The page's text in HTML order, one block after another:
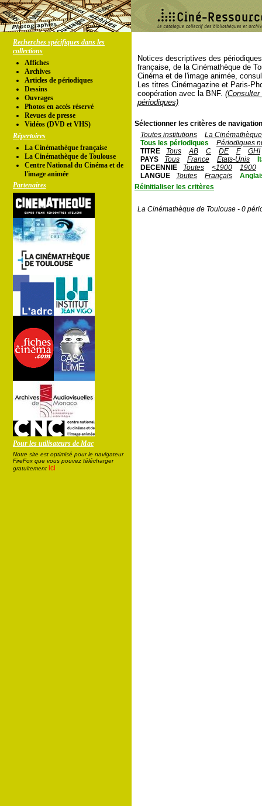
Recherches spécifiques dans les
collections
Affiches
Archives
Articles de périodiques
Dessins
Ouvrages
Photos en accés réservé
Revues de presse
Vidéos (DVD et VHS)
Répertoires
La Cinémathèque française
La Cinémathèque de Toulouse
Centre National du Cinéma et de
l'image animée
Partenaires
Pour les utilisateurs de Mac
Notre site est optimisé pour le navigateur
FireFox que vous pouvez télécharger
gratuitement ici
Notices descriptives des
française, de la Cinémathèque de
Cinéma et de l'image animée,
Les titres Cinémagazine et Paris-
coopération avec la BNF.
périodiques)
Sélectionner les critères de
Toutes institutions
La
Tous les périodiques
Périodiques
TITRE
Tous AB C DE F
GHI
PAYS
Tous France Etats-Unis
DECENNIE
Toutes <1900
1900
LANGUE
Toutes Français
Réinitialiser les critères
La Cinémathèque de Toulouse - 0